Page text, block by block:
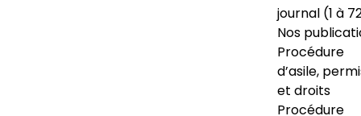
journal (1 à
Nos
Procédure
d’asile,
et droits
Procédure